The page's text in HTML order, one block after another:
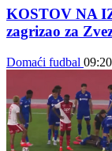
KOSTOV NA
zagrizao za
Domaći fudbal 09:20